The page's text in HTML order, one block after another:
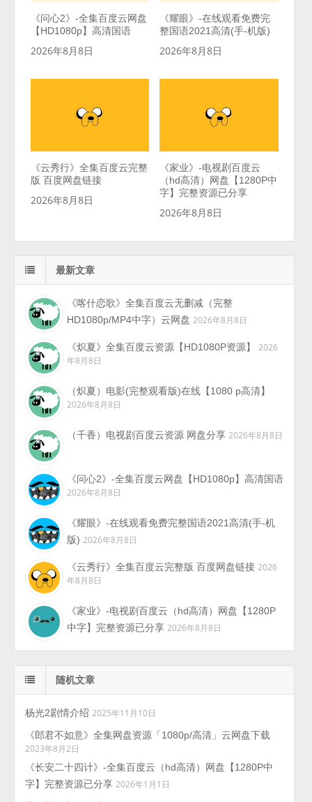
《问心2》-全集百度云网盘
【HD1080p】高清国语
2026年8月8日
《耀眼》-在线观看免费完
整国语2021高清(手-机版)
2026年8月8日
《云秀行》全集百度云完整
版 百度网盘链接
2026年8月8日
《家业》-电视剧百度云
（hd高清）网盘【1280P中
字】完整资源已分享
2026年8月8日
最新文章
《喀什恋歌》全集百度云无删减（完整
HD1080p/MP4中字）云网盘 2026年8月8日
《炽夏》全集百度云资源【HD1080P资源】
2026
年8月8日
（炽夏）电影(完整观看版)在线【1080 p高清】
2026年8月8日
（千香）电视剧百度云资源 网盘分享 2026年8月8日
《问心2》-全集百度云网盘【HD1080p】高清国语
2026年8月8日
《耀眼》-在线观看免费完整国语2021高清(手-机
版) 2026年8月8日
《云秀行》全集百度云完整版 百度网盘链接 2026
年8月8日
《家业》-电视剧百度云（hd高清）网盘【1280P
中字】完整资源已分享 2026年8月8日
随机文章
杨光2剧情介绍 2025年11月10日
《郎君不如意》全集网盘资源「1080p/高清」云网盘下载
2023年8月2日
《长安二十四计》-全集百度云（hd高清）网盘【1280P中
字】完整资源已分享 2026年1月1日